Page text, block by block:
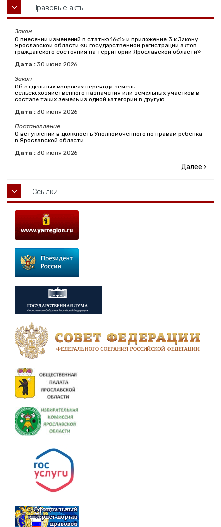
Правовые акты
Закон
О внесении изменений в статью 16<1> и приложение 3 к Закону
Ярославской области «О государственной регистрации актов
гражданского состояния на территории Ярославской области»
Дата : 30 июня 2026
Закон
Об отдельных вопросах перевода земель
сельскохозяйственного назначения или земельных участков в
составе таких земель из одной категории в другую
Дата : 30 июня 2026
Постановление
О вступлении в должность Уполномоченного по правам ребенка
в Ярославской области
Дата : 30 июня 2026
Далее
Ссылки